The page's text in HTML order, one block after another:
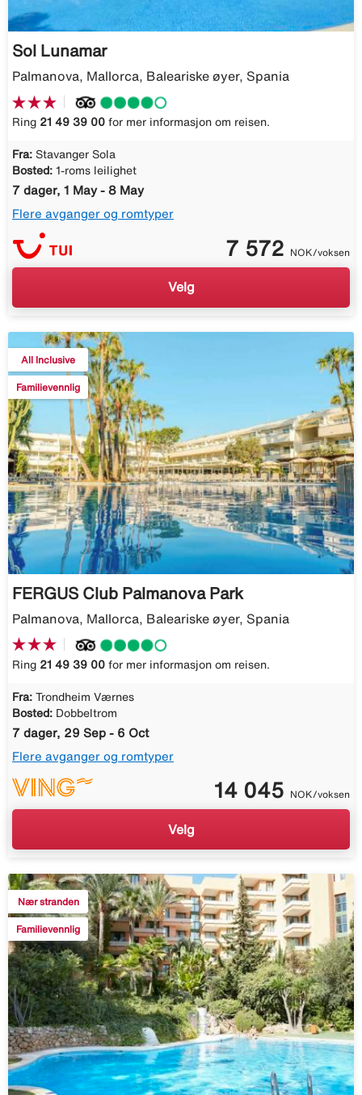
Sol Lunamar
Palmanova, Mallorca, Baleariske øyer, Spania
Ring 21 49 39 00 for mer informasjon om reisen.
Fra: Stavanger Sola
Bosted: 1-roms leilighet
7 dager, 1 May - 8 May
Flere avganger og romtyper
7 572 NOK/voksen
Velg
All Inclusive
Familievennlig
FERGUS Club Palmanova Park
Palmanova, Mallorca, Baleariske øyer, Spania
Ring 21 49 39 00 for mer informasjon om reisen.
Fra: Trondheim Værnes
Bosted: Dobbeltrom
7 dager, 29 Sep - 6 Oct
Flere avganger og romtyper
14 045 NOK/voksen
Velg
Nær stranden
Familievennlig